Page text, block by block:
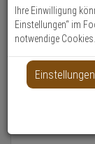
Suche
Ihre Einwilligung
Einstellungen“ im
notwendige Cookies.